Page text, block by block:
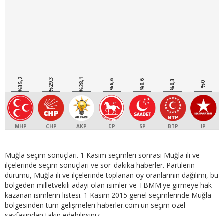
%35,2
MHP
%29,3
CHP
%28,1
AKP
%6,6
DP
%0,6
SP
%0,3
BTP
%0
IP
Muğla seçim sonuçları. 1 Kasım seçimleri sonrası Muğla ili ve
ilçelerinde seçim sonuçları ve son dakika haberler. Partilerin
durumu, Muğla ili ve ilçelerinde toplanan oy oranlarının dağılımı, bu
bölgeden milletvekili adayı olan isimler ve TBMM'ye girmeye hak
kazanan isimlerin listesi. 1 Kasım 2015 genel seçimlerinde Muğla
bölgesinden tüm gelişmeleri haberler.com'un seçim özel